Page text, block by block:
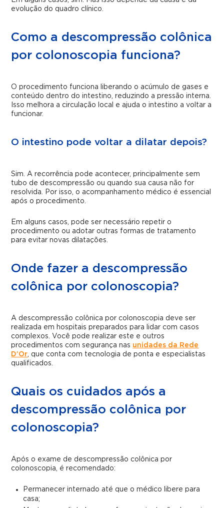
evolução do quadro clínico.
Como a descompressão colônica
por colonoscopia funciona?
O procedimento funciona liberando o acúmulo de gases e
conteúdo dentro do intestino, reduzindo a pressão interna.
Isso melhora a circulação local e ajuda o intestino a voltar a
funcionar.
O intestino pode voltar a dilatar depois?
Sim. A recorrência pode acontecer, principalmente sem
tubo de descompressão ou quando sua causa não for
resolvida. Por isso, o acompanhamento médico é essencial
após o procedimento.
Em alguns casos, pode ser necessário repetir o
procedimento ou adotar outras formas de tratamento
para evitar novas dilatações.
Onde fazer a descompressão
colônica por colonoscopia?
A descompressão colônica por colonoscopia deve ser
realizada em hospitais preparados para lidar com casos
complexos. Você pode realizar este e outros
procedimentos com segurança nas unidades da Rede
D’Or, que conta com tecnologia de ponta e especialistas
qualificados.
Quais os cuidados após a
descompressão colônica por
colonoscopia?
Após o exame de descompressão colônica por
colonoscopia, é recomendado:
Permanecer internado até que o médico libere para
casa;